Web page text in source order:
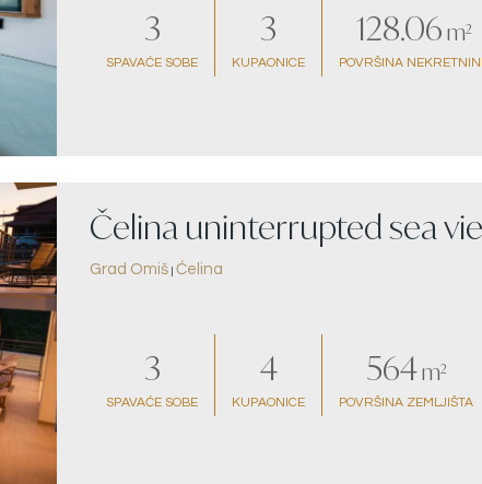
3
SPAVAĆE SOBE
3
KUPAONICE
128.06 m²
POVRŠINA
Čelina uninterrupted sea
Grad Omiš Ćelina
3
SPAVAĆE SOBE
4
KUPAONICE
564m²
POVRŠINA ZEMLJIŠTA